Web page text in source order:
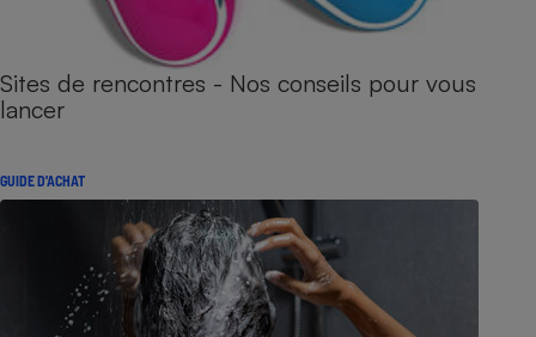
Sites de rencontres - Nos conseils pour vous
lancer
GUIDE D'ACHAT